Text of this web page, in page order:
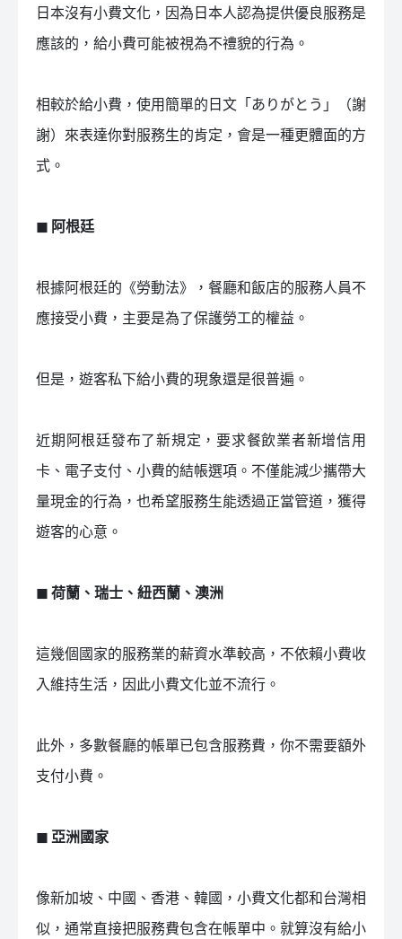
日本沒有小費文化，因為日本人認為提供優良服務是
應該的，給小費可能被視為不禮貌的行為。
相較於給小費，使用簡單的日文「ありがとう」（謝
謝）來表達你對服務生的肯定，會是一種更體面的方
式。
◼ 阿根廷
根據阿根廷的《勞動法》，餐廳和飯店的服務人員不
應接受小費，主要是為了保護勞工的權益。
但是，遊客私下給小費的現象還是很普遍。
近期阿根廷發布了新規定，要求餐飲業者新增信用
卡、電子支付、小費的結帳選項。不僅能減少攜帶大
量現金的行為，也希望服務生能透過正當管道，獲得
遊客的心意。
◼ 荷蘭、瑞士、紐西蘭、澳洲
這幾個國家的服務業的薪資水準較高，不依賴小費收
入維持生活，因此小費文化並不流行。
此外，多數餐廳的帳單已包含服務費，你不需要額外
支付小費。
◼ 亞洲國家
像新加坡、中國、香港、韓國，小費文化都和台灣相
似，通常直接把服務費包含在帳單中。就算沒有給小